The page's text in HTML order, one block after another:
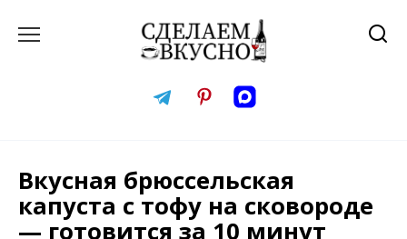
Вкусная брюссельская
капуста с тофу на сковороде
— готовится за 10 минут